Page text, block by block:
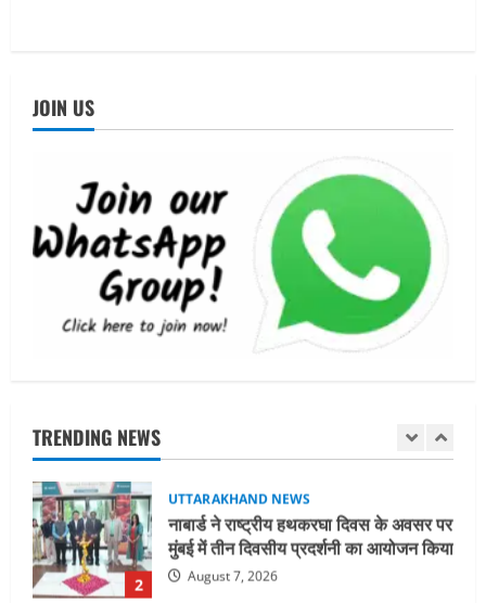
JOIN US
TRENDING NEWS
आयोजन
1
UTTARAKHAND NEWS
धामी कैबिनेट ने लिए कई महत्वपूर्ण निर्णय, अब
सामान्य वर्ग के पशुपालकों को भी गाय एवं भैंस
खरीद पर मिलेगा अनुदान, मजदूरी संहिता
नियमावली-2026 को मिली मंजूरी
August 7, 2026
2
3
UTTARAKHAND NEWS
जिलाधिकारी/जिला निर्वाचन अधिकारी ने
सहसपुर विधानसभा क्षेत्र के पोलिंग बूथों का
निरीक्षण कर एसआईआर आपत्ति निस्तारण
शिविर की व्यवस्थाओं का लिया जायजा